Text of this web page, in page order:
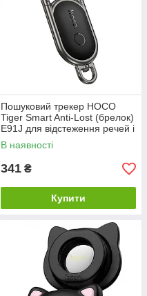
Пошуковий трекер HOCO
Tiger Smart Anti-Lost (брелок)
E91J для відстеження речей і
ключів
В наявності
341 ₴
Купити